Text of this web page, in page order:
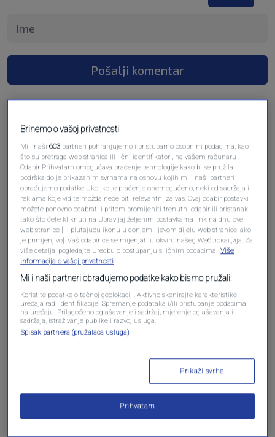
Pošalji komentar
Oglas
Oglas
Brinemo o vašoj privatnosti
Mi i naši603 partneri pohranjujemo i pristupamo osobnim podacima, kao
što su pretraga web stranica ili lični identifikatori, na vašem računaru .
Odabir Prihvatam omogućava praćenje tehnologije kako bi se pružila
podrška dolje prikazanim svrhama na osnovu kojih mi i naši partneri
obrađujemo podatke Ukoliko je praćenje onemogućeno, neki od sadržaja i
reklama koje vidite možda neće biti relevantni za vas. Ovaj odabir postavki
možete ponovno odabrati i pritom promijeniti trenutni odabir ili pristanak
tako što ćete kliknuti na Upravljaj željenim postavkama link na dnu ove
web stranice [ili plutajuću ikonu u donjem lijevom dijelu web stranice, ako
je primjenjivo]. Vaš odabir će se mijenjati u okviru našeg Wеб локација. Za
više detalja, pogledajte Uredbu o postupanju s ličnim podacima. Više
informacija o vašoj privatnosti
Mi i naši partneri obrađujemo podatke kako bismo pružali:
Koristite podatke o tačnoj geolokaciji. Aktivno skenirajte karakteristike
uređaja radi identifikacije. Spremanje podataka i/ili pristupanje podacima
na uređaju. Prilagođeno oglašavanje i sadržaj, mjerenje oglašavanja i
sadržaja, istraživanje publike i razvoj usluga.
Spisak partnera (pružalaca usluga)
Prikaži svrhe
Prihvatam